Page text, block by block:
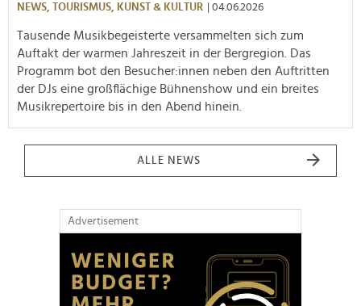
NEWS, TOURISMUS, KUNST & KULTUR | 04.06.2026
Tausende Musikbegeisterte versammelten sich zum
Auftakt der warmen Jahreszeit in der Bergregion. Das
Programm bot den Besucher:innen neben den Auftritten
der DJs eine großflächige Bühnenshow und ein breites
Musikrepertoire bis in den Abend hinein.
ALLE NEWS
Advertisement